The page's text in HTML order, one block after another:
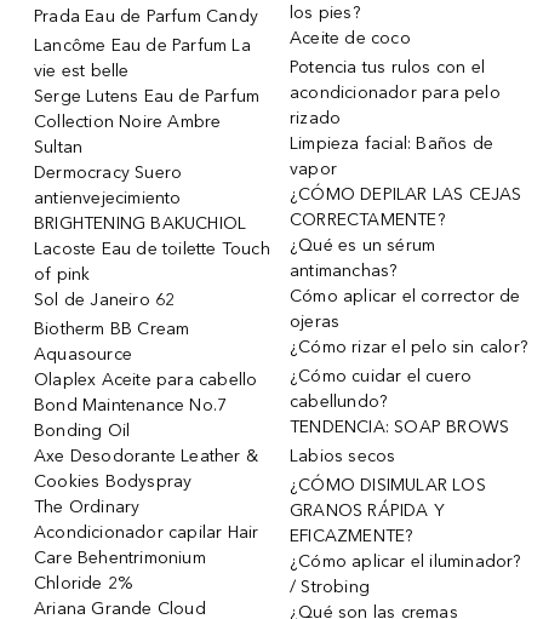
Prada Eau de Parfum Candy
Lancôme Eau de Parfum La
vie est belle
Serge Lutens Eau de Parfum
Collection Noire Ambre
Sultan
Dermocracy Suero
antienvejecimiento
BRIGHTENING BAKUCHIOL
Lacoste Eau de toilette Touch
of pink
Sol de Janeiro 62
Biotherm BB Cream
Aquasource
Olaplex Aceite para cabello
Bond Maintenance No.7
Bonding Oil
Axe Desodorante Leather &
Cookies Bodyspray
The Ordinary
Acondicionador capilar Hair
Care Behentrimonium
Chloride 2%
Ariana Grande Cloud
los pies?
Aceite de coco
Potencia tus rulos con el
acondicionador para pelo
rizado
Limpieza facial: Baños de
vapor
¿CÓMO DEPILAR LAS CEJAS
CORRECTAMENTE?
¿Qué es un sérum
antimanchas?
Cómo aplicar el corrector de
ojeras
¿Cómo rizar el pelo sin calor?
¿Cómo cuidar el cuero
cabellundo?
TENDENCIA: SOAP BROWS
Labios secos
¿CÓMO DISIMULAR LOS
GRANOS RÁPIDA Y
EFICAZMENTE?
¿Cómo aplicar el iluminador?
/ Strobing
¿Qué son las cremas